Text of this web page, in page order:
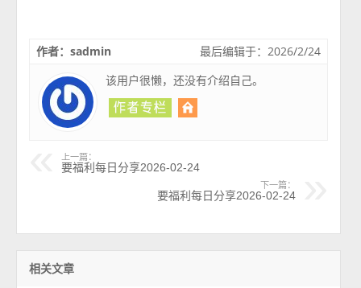
最后编辑于：2026/2/24
作者：sadmin
该用户很懒，还没有介绍自己。
上一篇：
要福利每日分享2026-02-24
下一篇：
要福利每日分享2026-02-24
相关文章